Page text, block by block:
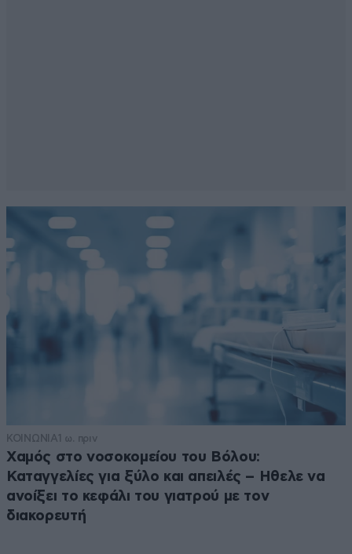
ΚΟΙΝΩΝΙΑ1 ω. πριν
Χαμός στο νοσοκομείου του Βόλου:
Καταγγελίες για ξύλο και απειλές – Ηθελε να
ανοίξει το κεφάλι του γιατρού με τον
διακορευτή